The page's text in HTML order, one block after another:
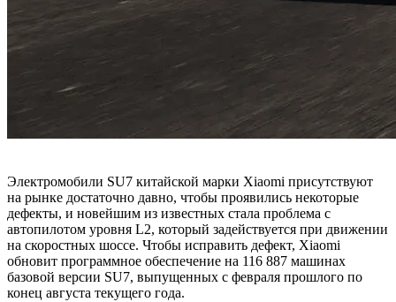
Электромобили SU7 китайской марки Xiaomi присутствуют
на рынке достаточно давно, чтобы проявились некоторые
дефекты, и новейшим из известных стала проблема с
автопилотом уровня L2, который задействуется при движении
на скоростных шоссе. Чтобы исправить дефект, Xiaomi
обновит программное обеспечение на 116 887 машинах
базовой версии SU7, выпущенных с февраля прошлого по
конец августа текущего года.